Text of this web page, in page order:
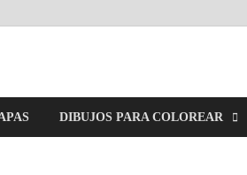
DIBUJOS PARA COLOREAR